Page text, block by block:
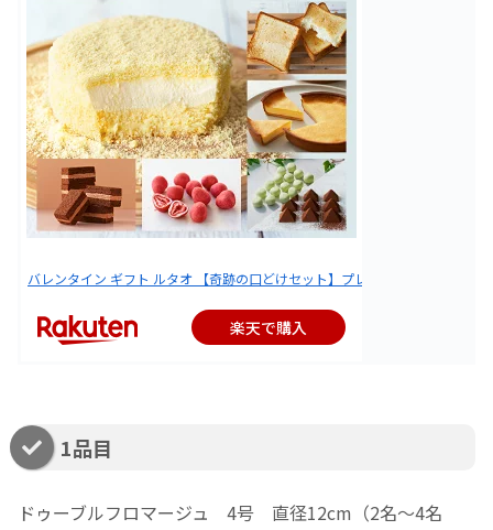
バレンタイン ギフト ルタオ 【奇跡の口どけセット】プレゼント ケーキ お
楽天で購入
1品目
ドゥーブルフロマージュ 4号 直径12cm（2名～4名